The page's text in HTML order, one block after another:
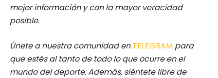
mejor información y con la mayor veracidad
posible.
Únete a nuestra comunidad enTELEGRAM para
que estés al tanto de todo lo que ocurre en el
mundo del deporte. Además, siéntete libre de